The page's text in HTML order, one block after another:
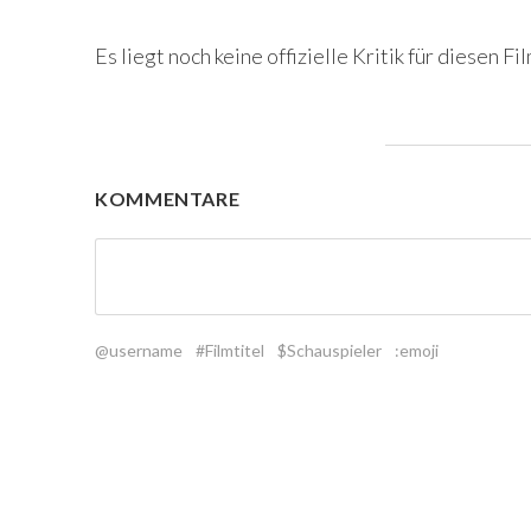
Es liegt noch keine offizielle Kritik für diesen
KOMMENTARE
@username #Filmtitel $Schauspieler :emoji